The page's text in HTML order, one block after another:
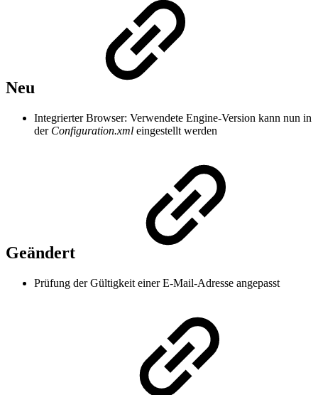
Neu
Integrierter Browser: Verwendete Engine-Version kann nun in
der Configuration.xml eingestellt werden
Geändert
Prüfung der Gültigkeit einer E-Mail-Adresse angepasst